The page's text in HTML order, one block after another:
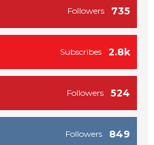
735
Followers
2.8k
Subscribes
524
Followers
849
Followers